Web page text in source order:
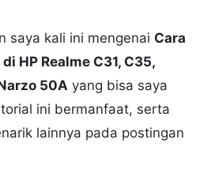
saya kali ini mengenai Cara
HP Realme C31, C35,
50A yang bisa saya
ini bermanfaat, serta
lainnya pada postingan